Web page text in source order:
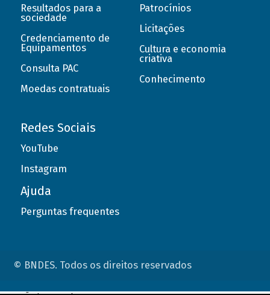
Resultados para a
sociedade
Credenciamento de
Equipamentos
Consulta PAC
Moedas contratuais
Patrocínios
Licitações
Cultura e economia
criativa
Conhecimento
Redes Sociais
YouTube
Instagram
Ajuda
Perguntas frequentes
© BNDES. Todos os direitos reservados